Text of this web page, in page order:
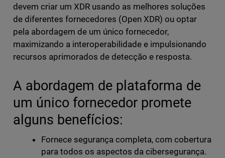
devem criar um XDR usando as melhores soluções
de diferentes fornecedores (Open XDR) ou optar
pela abordagem de um único fornecedor,
maximizando a interoperabilidade e impulsionando
recursos aprimorados de detecção e resposta.
A abordagem de plataforma de
um único fornecedor promete
alguns benefícios:
Fornece segurança completa, com cobertura
para todos os aspectos da cibersegurança.